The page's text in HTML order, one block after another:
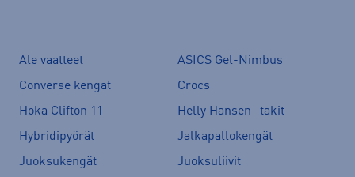
Ale vaatteet
ASICS Gel-Nimbus
Converse kengät
Crocs
Hoka Clifton 11
Helly Hansen -takit
Hybridipyörät
Jalkapallokengät
Juoksukengät
Juoksuliivit